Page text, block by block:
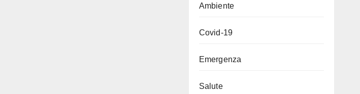
Ambiente
Covid-19
Emergenza
Salute